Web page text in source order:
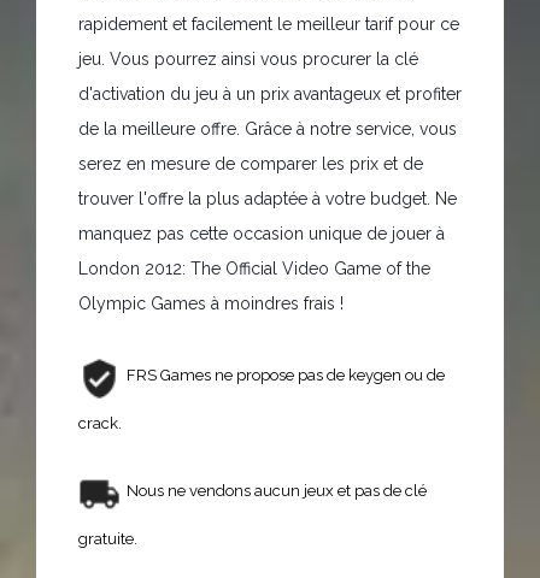
rapidement et facilement le meilleur tarif pour ce
jeu. Vous pourrez ainsi vous procurer la clé
d'activation du jeu à un prix avantageux et profiter
de la meilleure offre. Grâce à notre service, vous
serez en mesure de comparer les prix et de
trouver l'offre la plus adaptée à votre budget. Ne
manquez pas cette occasion unique de jouer à
London 2012: The Official Video Game of the
Olympic Games à moindres frais !
FRS Games ne propose pas de keygen ou de
crack.
Nous ne vendons aucun jeux et pas de clé
gratuite.